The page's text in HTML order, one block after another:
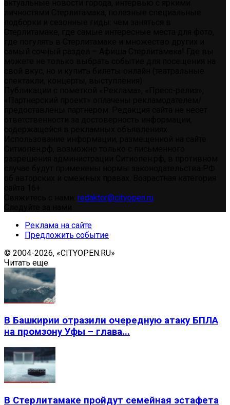
redaktor@cityopen.ru
Реклама на сайте
Предложить событие
© 2004-2026, «CITYOPEN.RU»
Читать еще
В Башкирии отразили очередную атаку БПЛА
на промзону Уфы – глава...
В Стерлитамаке пройдут семейная эстафета